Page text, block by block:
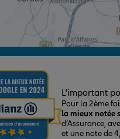
L'important
Pour la 2ème
la mieux notée
d’Assurance,
et une note de